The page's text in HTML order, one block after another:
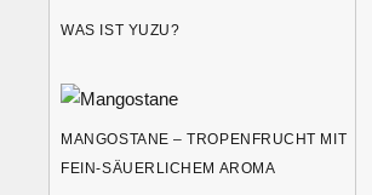
WAS IST YUZU?
MANGOSTANE – TROPENFRUCHT MIT
FEIN-SÄUERLICHEM AROMA